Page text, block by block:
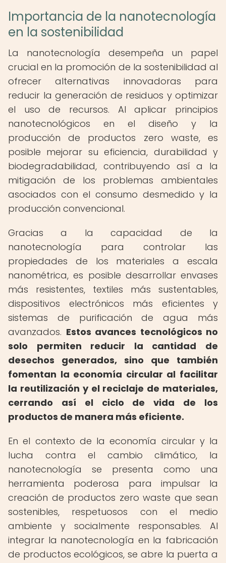
Importancia de la nanotecnología
en la sostenibilidad
La nanotecnología desempeña un papel
crucial en la promoción de la sostenibilidad al
ofrecer alternativas innovadoras para
reducir la generación de residuos y optimizar
el uso de recursos. Al aplicar principios
nanotecnológicos en el diseño y la
producción de productos zero waste, es
posible mejorar su eficiencia, durabilidad y
biodegradabilidad, contribuyendo así a la
mitigación de los problemas ambientales
asociados con el consumo desmedido y la
producción convencional.
Gracias a la capacidad de la
nanotecnología para controlar las
propiedades de los materiales a escala
nanométrica, es posible desarrollar envases
más resistentes, textiles más sustentables,
dispositivos electrónicos más eficientes y
sistemas de purificación de agua más
avanzados. Estos avances tecnológicos no
solo permiten reducir la cantidad de
desechos generados, sino que también
fomentan la economía circular al facilitar
la reutilización y el reciclaje de materiales,
cerrando así el ciclo de vida de los
productos de manera más eficiente.
En el contexto de la economía circular y la
lucha contra el cambio climático, la
nanotecnología se presenta como una
herramienta poderosa para impulsar la
creación de productos zero waste que sean
sostenibles, respetuosos con el medio
ambiente y socialmente responsables. Al
integrar la nanotecnología en la fabricación
de productos ecológicos, se abre la puerta a